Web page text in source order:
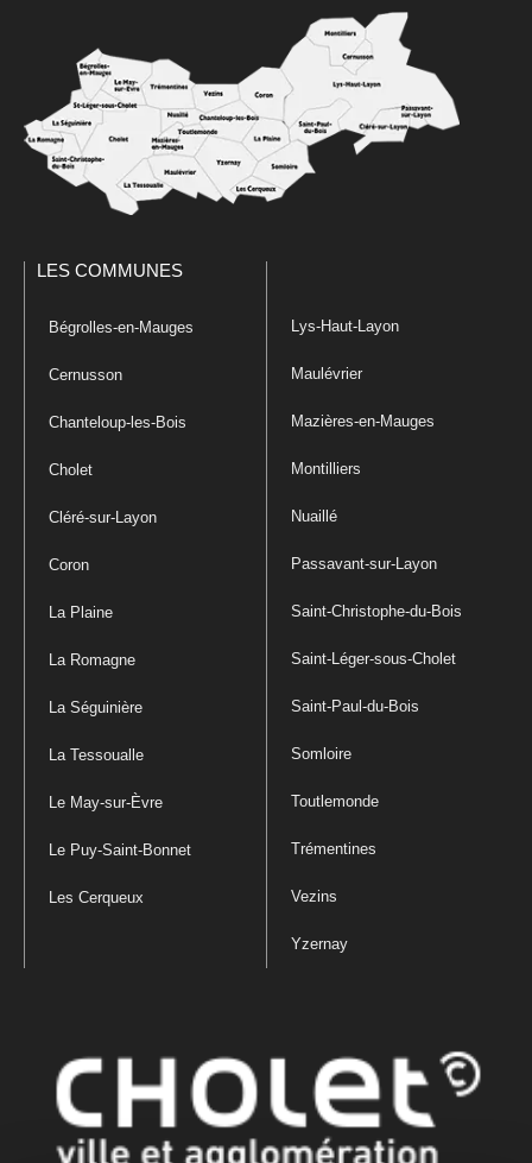
LES COMMUNES
Bégrolles-en-Mauges
Cernusson
Chanteloup-les-Bois
Cholet
Cléré-sur-Layon
Coron
La Plaine
La Romagne
La Séguinière
La Tessoualle
Le May-sur-Èvre
Le Puy-Saint-Bonnet
Les Cerqueux
Lys-Haut-Layon
Maulévrier
Mazières-en-Mauges
Montilliers
Nuaillé
Passavant-sur-Layon
Saint-Christophe-du-Bois
Saint-Léger-sous-Cholet
Saint-Paul-du-Bois
Somloire
Toutlemonde
Trémentines
Vezins
Yzernay